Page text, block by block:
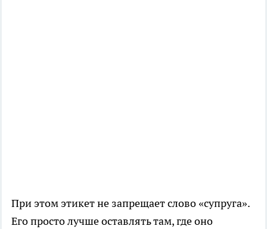
При этом этикет не запрещает слово «супруга».
Его просто лучше оставлять там, где оно